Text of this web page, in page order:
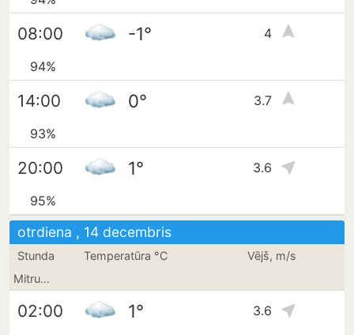
08:00 -1° 4
94%
14:00 0° 3.7
93%
20:00 1° 3.6
95%
otrdiena , 14 decembris
Stunda Temperatūra °C
Vējš, m/s
Mitrums
02:00 1° 3.6